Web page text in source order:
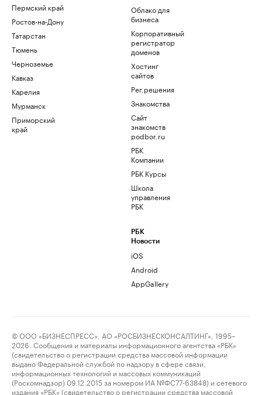
Пермский край
Ростов-на-Дону
Татарстан
Тюмень
Черноземье
Кавказ
Карелия
Мурманск
Приморский
край
Облако для
бизнеса
Корпоративный
регистратор
доменов
Хостинг
сайтов
Рег.решения
Знакомства
Сайт
знакомств
podbor.ru
РБК
Компании
РБК Курсы
Школа
управления
РБК
РБК
Новости
iOS
Android
AppGallery
© ООО «БИЗНЕСПРЕСС», АО «РОСБИЗНЕСКОНСАЛТИНГ», 1995–
2026. Сообщения и материалы информационного агентства «РБК»
(свидетельство о регистрации средства массовой информации
выдано Федеральной службой по надзору в сфере связи,
информационных технологий и массовых коммуникаций
(Роскомнадзор) 09.12.2015 за номером ИА №ФС77-63848) и сетевого
издания «РБК» (свидетельство о регистрации средства массовой